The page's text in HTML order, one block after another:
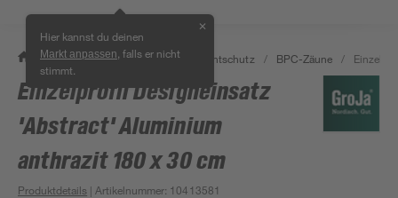
Hier kannst du deinen
Markt anpassen , falls er nicht
stimmt.
✕
/ Garten & Freizeit / Zäune & Sichtschutz / BPC-Zäune /
Einzelprofil Designeinsatz
'Abstract' Aluminium
anthrazit 180 x 30 cm
Produktdetails | Artikelnummer: 10413581